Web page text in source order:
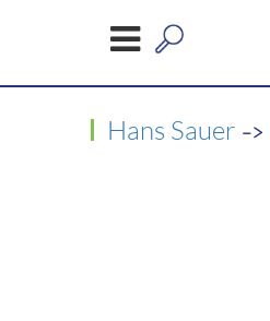
Hans Sauer ->